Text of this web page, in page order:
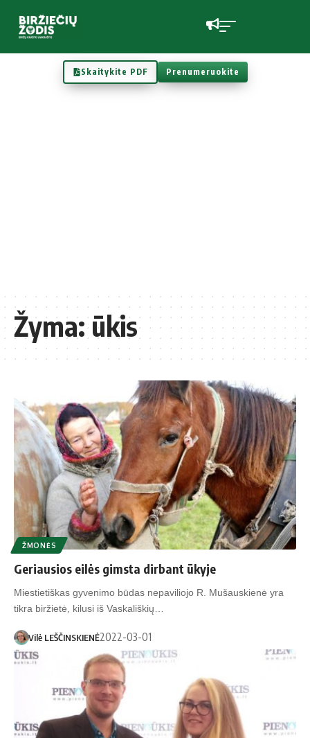
Skaitykite PDF Prenumeruokite
Žyma:ūkis
ŽMONĖS
Geriausios eilės gimsta dirbant ūkyje
Miestietiškas gyvenimo būdas nepaviliojo R. Mušauskienė yra
tikra biržietė, kilusi iš Vaskališkių…
Vilė LEŠČINSKIENĖ2022-03-01